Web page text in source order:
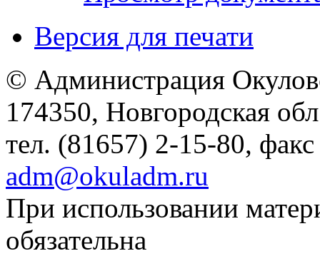
Версия для печати
© Администрация
174350, Новгородская
тел. (81657) 2-15-80,
adm@okuladm.ru
При использовании
обязательна